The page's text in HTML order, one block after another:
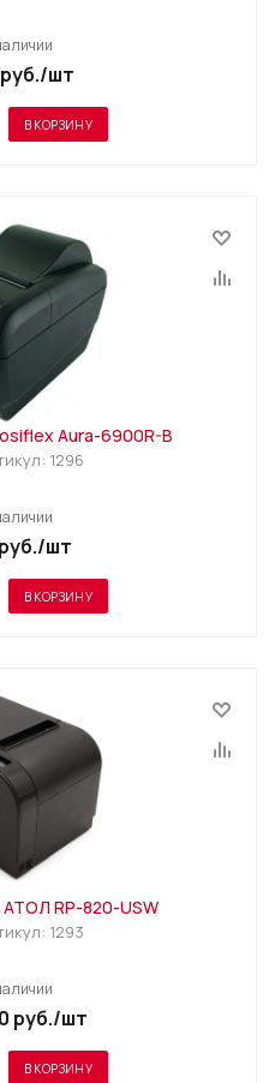
руб./шт
В КОРЗИНУ
Aura-6900R-B
1296
руб./шт
В КОРЗИНУ
RP-820-USW
1293
руб./шт
В КОРЗИНУ